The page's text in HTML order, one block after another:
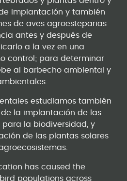
implantación y también
de aves agroesteparias
antes y después de
a la vez en una
control; para determinar
al barbecho ambiental y
estudiamos también
de la implantación de las
para la biodiversidad, y
de las plantas solares
has caused the
populations across